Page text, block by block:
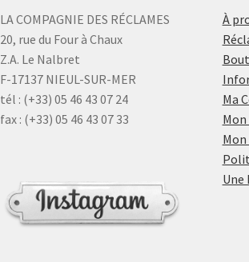
LA COMPAGNIE DES RÉCLAMES
20, rue du Four à Chaux
Z.A. Le Nalbret
F-17137 NIEUL-SUR-MER
tél : (+33) 05 46 43 07 24
fax : (+33) 05 46 43 07 33
À
Ma
Une